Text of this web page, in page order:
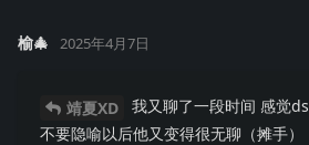
榆🎄 2025年4月7日
靖夏XD
我又聊了一段时间 感觉
不要隐喻以后他又变得很无聊（摊手）